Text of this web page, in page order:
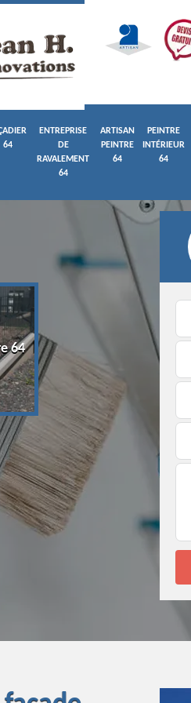
64
ENTREPRISE
DE
RAVALEMENT
64
ARTISAN
PEINTRE
64
PEINTRE
INTÉRIEUR
64
64
Entreprise de peinture